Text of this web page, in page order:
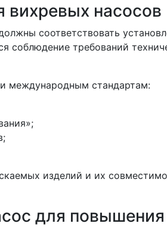
вихревых насосов
соответствовать
соблюдение требований
международным стандартам:
изделий и их
для повышения